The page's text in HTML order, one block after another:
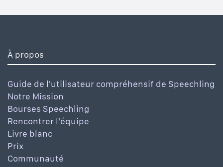
À propos
Guide de l'utilisateur compréhensif de Speechling
Notre Mission
Bourses Speechling
Rencontrer l'équipe
Livre blanc
Prix
Communauté